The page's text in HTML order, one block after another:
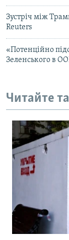
Зустріч між
Reuters
«Потенційно
Зеленського в
Читайте